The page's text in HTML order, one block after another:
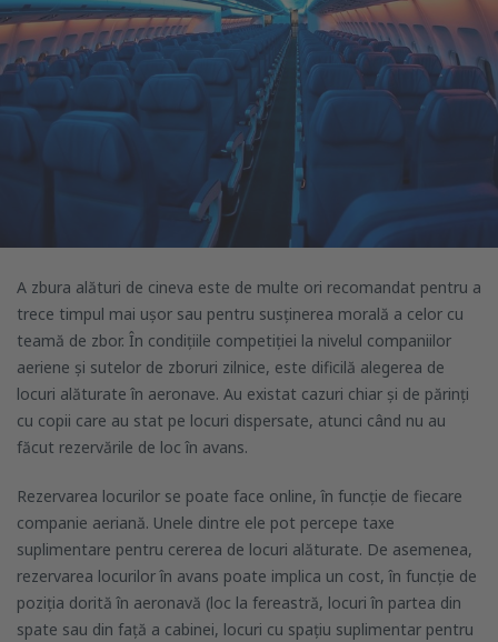
A zbura alături de cineva este de multe ori recomandat pentru a
trece timpul mai ușor sau pentru susținerea morală a celor cu
teamă de zbor. În condițiile competiției la nivelul companiilor
aeriene și sutelor de zboruri zilnice, este dificilă alegerea de
locuri alăturate în aeronave. Au existat cazuri chiar și de părinți
cu copii care au stat pe locuri dispersate, atunci când nu au
făcut rezervările de loc în avans.
Rezervarea locurilor se poate face online, în funcție de fiecare
companie aeriană. Unele dintre ele pot percepe taxe
suplimentare pentru cererea de locuri alăturate. De asemenea,
rezervarea locurilor în avans poate implica un cost, în funcție de
poziția dorită în aeronavă (loc la fereastră, locuri în partea din
spate sau din față a cabinei, locuri cu spațiu suplimentar pentru